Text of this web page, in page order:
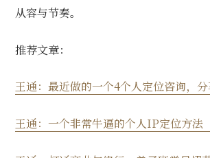
从容与节奏。
推荐文章：
王通：最近做的一个4个人定位咨询，
王通：一个非常牛逼的个人IP定位方法